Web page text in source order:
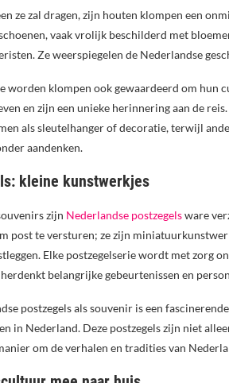
ze zal dragen, zijn houten klompen een
vaak vrolijk beschilderd met
Ze weerspiegelen de Nederlandse
worden klompen ook gewaardeerd om hun
en zijn een unieke herinnering aan de
als sleutelhanger of decoratie, terwijl
aandenken.
kleine kunstwerkjes
zijn Nederlandse postzegelsware
post te versturen; ze zijn
Elke postzegelserie wordt met zorg
belangrijke gebeurtenissen en
postzegels als souvenir is een
in Nederland. Deze postzegels zijn niet
om de verhalen en tradities van